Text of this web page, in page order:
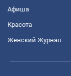
Афиша
Красота
Женский Журнал